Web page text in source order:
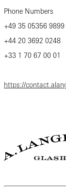
Phone Numbers
+49 35 05356 9899
+44 20 3692 0248
+33 1 70 67 00 01
https://